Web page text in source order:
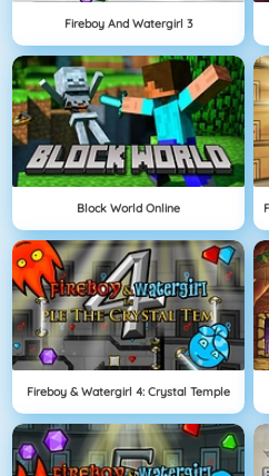
Fireboy And Watergirl 3
Block World Online
Fireboy & Watergirl 4: Crystal Temple